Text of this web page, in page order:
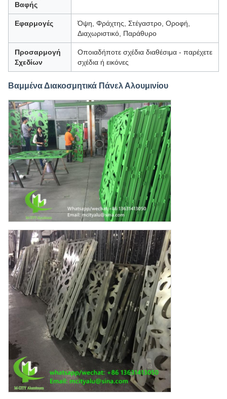
Βαφής
Εφαρμογές
Όψη, Φράχτης, Στέγαστρο, Οροφή,
Διαχωριστικό, Παράθυρο
Προσαρμογή
Σχεδίων
Οποιαδήποτε σχέδια διαθέσιμα - παρέχετε
σχέδια ή εικόνες
Βαμμένα Διακοσμητικά Πάνελ Αλουμινίου